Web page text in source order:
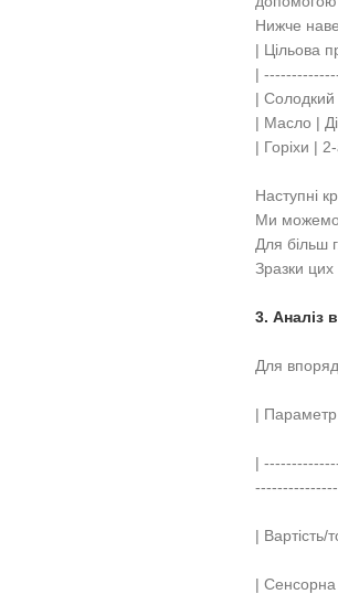
Нижче
| Цільова
|
| Солодкий
| Масло |
| Горіхи |
Наступні
Ми можемо
Для більш
Зразки цих
3. Аналіз
Для
| Параметр
|
|
| Сенсорна